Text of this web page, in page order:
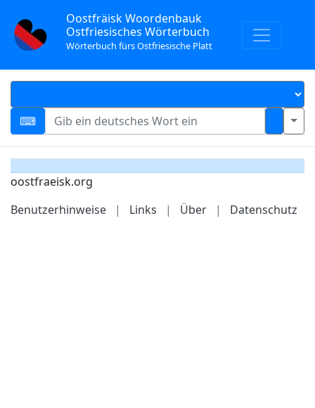
Oostfräisk Woordenbauk
Ostfriesisches Wörterbuch
Wörterbuch fürs Ostfriesische Platt
oostfraeisk.org
Benutzerhinweise
| Links | Über | Datenschutz